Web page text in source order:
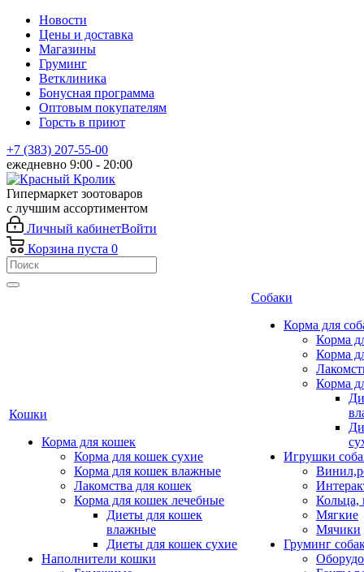
Новости
Цены и доставка
Магазины
Груминг
Ветклиника
Бонусная программа
Оптовым покупателям
Горсть в приют
+7 (383) 207-55-00
ежедневно 9:00 - 20:00
Гипермаркет зоотоваров
с лучшим ассортиментом
Личный кабинетВойти
Корзина пуста 0
Кошки
Корма для кошек
Корма для кошек сухие
Корма для кошек влажные
Лакомства для кошек
Корма для кошек лечебные
Диеты для кошек
влажные
Диеты для кошек сухие
Наполнители кошки
Собаки
Корма для
Корма
Корма
Корма
Игрушки
Кольца,
Мягкие
Мячики
Груминг